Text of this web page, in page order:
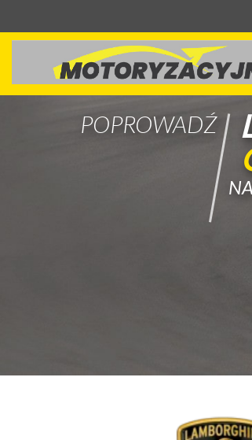
POPROWADŹ